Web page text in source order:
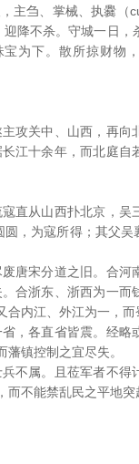
主刍、掌械、执爨（
降不杀。守城一日，
为下。散所掠财物
攻关中、山西，再向
江十余年，而北庭自
直从山西扑北京，吴
，为寇所得；其父吴
唐宋分道之旧。合河
合浙东、浙西为一而
内江、外江为一，而
，各直省皆震。经略
镇控制之宜尽失。
不属。且莅军者不得
不能禁乱民之平地突